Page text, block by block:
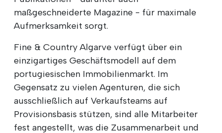
maßgeschneiderte Magazine - für maximale
Aufmerksamkeit sorgt.
Fine & Country Algarve verfügt über ein
einzigartiges Geschäftsmodell auf dem
portugiesischen Immobilienmarkt. Im
Gegensatz zu vielen Agenturen, die sich
ausschließlich auf Verkaufsteams auf
Provisionsbasis stützen, sind alle Mitarbeiter
fest angestellt, was die Zusammenarbeit und